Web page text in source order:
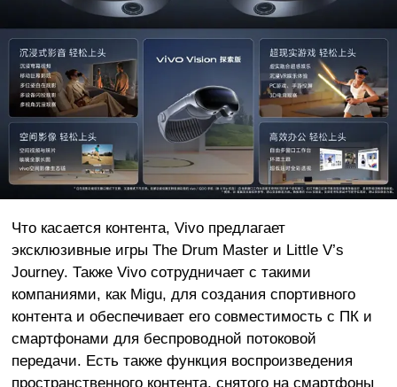
Что касается контента, Vivo предлагает
эксклюзивные игры The Drum Master и Little V’s
Journey. Также Vivo сотрудничает с такими
компаниями, как Migu, для создания спортивного
контента и обеспечивает его совместимость с ПК и
смартфонами для беспроводной потоковой
передачи. Есть также функция воспроизведения
пространственного контента, снятого на смартфоны